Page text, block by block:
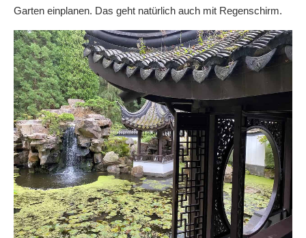
Garten einplanen. Das geht natürlich auch mit Regenschirm.